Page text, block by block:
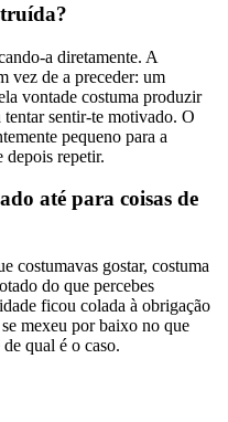
a diretamente. A
vez de a preceder: um
vontade costuma produzir
tentar sentir-te motivado. O
pequeno para a
depois repetir.
até para coisas de
costumavas gostar, costuma
do que percebes
ficou colada à obrigação
mexeu por baixo no que
qual é o caso.